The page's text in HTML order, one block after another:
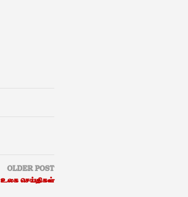
OLDER POST
உலக செய்திகள்